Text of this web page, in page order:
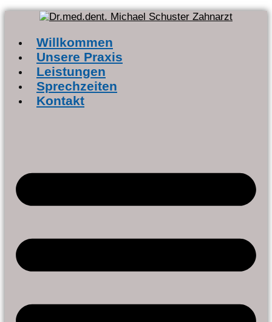
Willkommen
Unsere Praxis
Leistungen
Sprechzeiten
Kontakt